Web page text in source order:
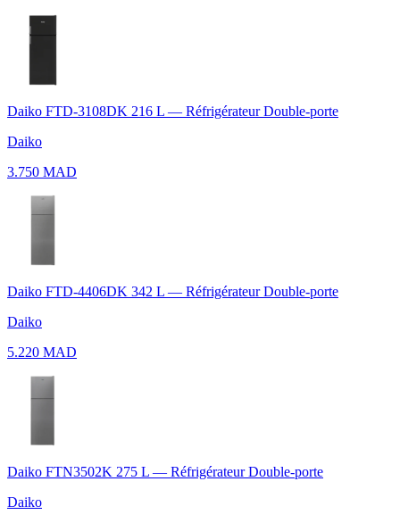
Daiko FTD-3108DK 216 L — Réfrigérateur Double-porte
Daiko
3.750 MAD
Daiko FTD-4406DK 342 L — Réfrigérateur Double-porte
Daiko
5.220 MAD
Daiko FTN3502K 275 L — Réfrigérateur Double-porte
Daiko